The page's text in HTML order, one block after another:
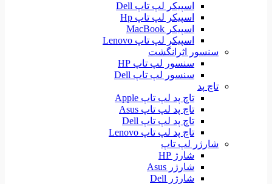
اسپیکر لپ تاپ Dell
اسپیکر لپ تاپ Hp
اسپیکر MacBook
اسپیکر لپ تاپ Lenovo
سنسور اثرانگشت
سنسور لپ تاپ HP
سنسور لپ تاپ Dell
تاچ پد
تاچ پد لپ تاپ Apple
تاچ پد لپ تاپ Asus
تاچ پد لپ تاپ Dell
تاچ پد لپ تاپ Lenovo
شارژر لپ تاپ
شارژ HP
شارژر Asus
شارژر Dell